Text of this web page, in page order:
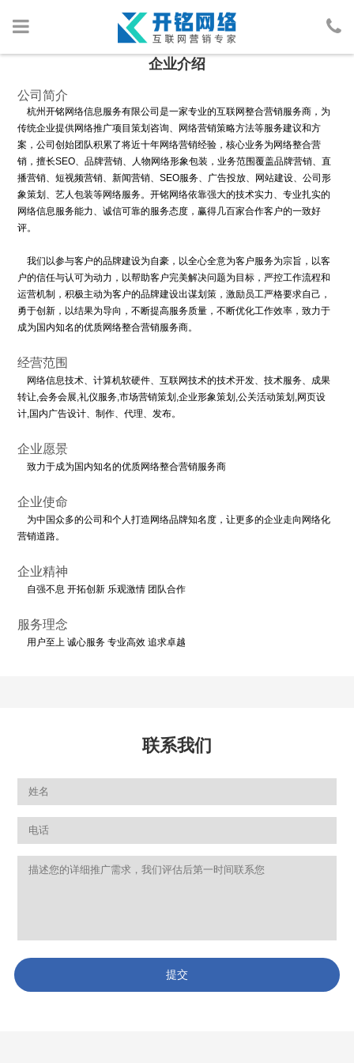
企业介绍
公司简介
杭州开铭网络信息服务有限公司是一家专业的互联网整合营销服务商，为
传统企业提供网络推广项目策划咨询、网络营销策略方法等服务建议和方
案，公司创始团队积累了将近十年网络营销经验，核心业务为网络整合营
销，擅长SEO、品牌营销、人物网络形象包装，业务范围覆盖品牌营销、直
播营销、短视频营销、新闻营销、SEO服务、广告投放、网站建设、公司形
象策划、艺人包装等网络服务。开铭网络依靠强大的技术实力、专业扎实的
网络信息服务能力、诚信可靠的服务态度，赢得几百家合作客户的一致好
评。
我们以参与客户的品牌建设为自豪，以全心全意为客户服务为宗旨，以客
户的信任与认可为动力，以帮助客户完美解决问题为目标，严控工作流程和
运营机制，积极主动为客户的品牌建设出谋划策，激励员工严格要求自己，
勇于创新，以结果为导向，不断提高服务质量，不断优化工作效率，致力于
成为国内知名的优质网络整合营销服务商。
经营范围
网络信息技术、计算机软硬件、互联网技术的技术开发、技术服务、成果
转让,会务会展,礼仪服务,市场营销策划,企业形象策划,公关活动策划,网页设
计,国内广告设计、制作、代理、发布。
企业愿景
致力于成为国内知名的优质网络整合营销服务商
企业使命
为中国众多的公司和个人打造网络品牌知名度，让更多的企业走向网络化
营销道路。
企业精神
自强不息 开拓创新 乐观激情 团队合作
服务理念
用户至上 诚心服务 专业高效 追求卓越
联系我们
提交
网络营销
人物包装
广告投放
行业案例
网络资讯
关于我们
法律声明